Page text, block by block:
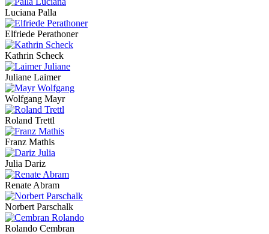
Luciana Palla
Elfriede Perathoner
Kathrin Scheck
Juliane Laimer
Wolfgang Mayr
Roland Trettl
Franz Mathis
Julia Dariz
Renate Abram
Norbert Parschalk
Rolando Cembran